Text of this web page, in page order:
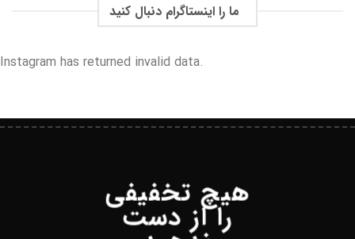
ما را اینستاگرام دنبال کنید
Instagram has returned invalid data.
هیچ تخفیفی
را از دست